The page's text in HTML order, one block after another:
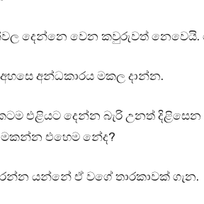
දෙන්නෙ වෙන කවුරුවත් නෙවෙයි.
අහසෙ අන්ධකාරය මකල දාන්න.
එළියට දෙන්න බැරි උනත් දිළිසෙන
එහෙම නේද?
යන්නේ ඒ වගේ තාරකාවක් ගැන.